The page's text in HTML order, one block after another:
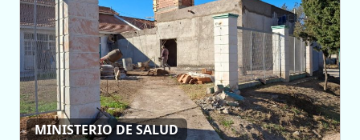
MINISTERIO DE SALUD